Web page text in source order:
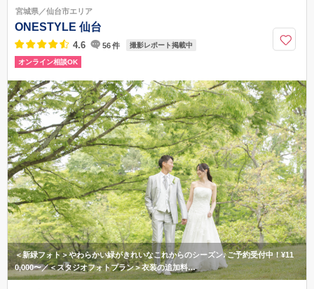
022-781-8000
宮城県／仙台市エリア
ONESTYLE 仙台
4.6 56件 撮影レポート掲載中
オンライン相談OK
＜新緑フォト＞やわらかい緑がきれいなこれからのシーズン♪ご予約受付中！¥11
0,000〜／＜スタジオフォトプラン＞衣装の追加料…